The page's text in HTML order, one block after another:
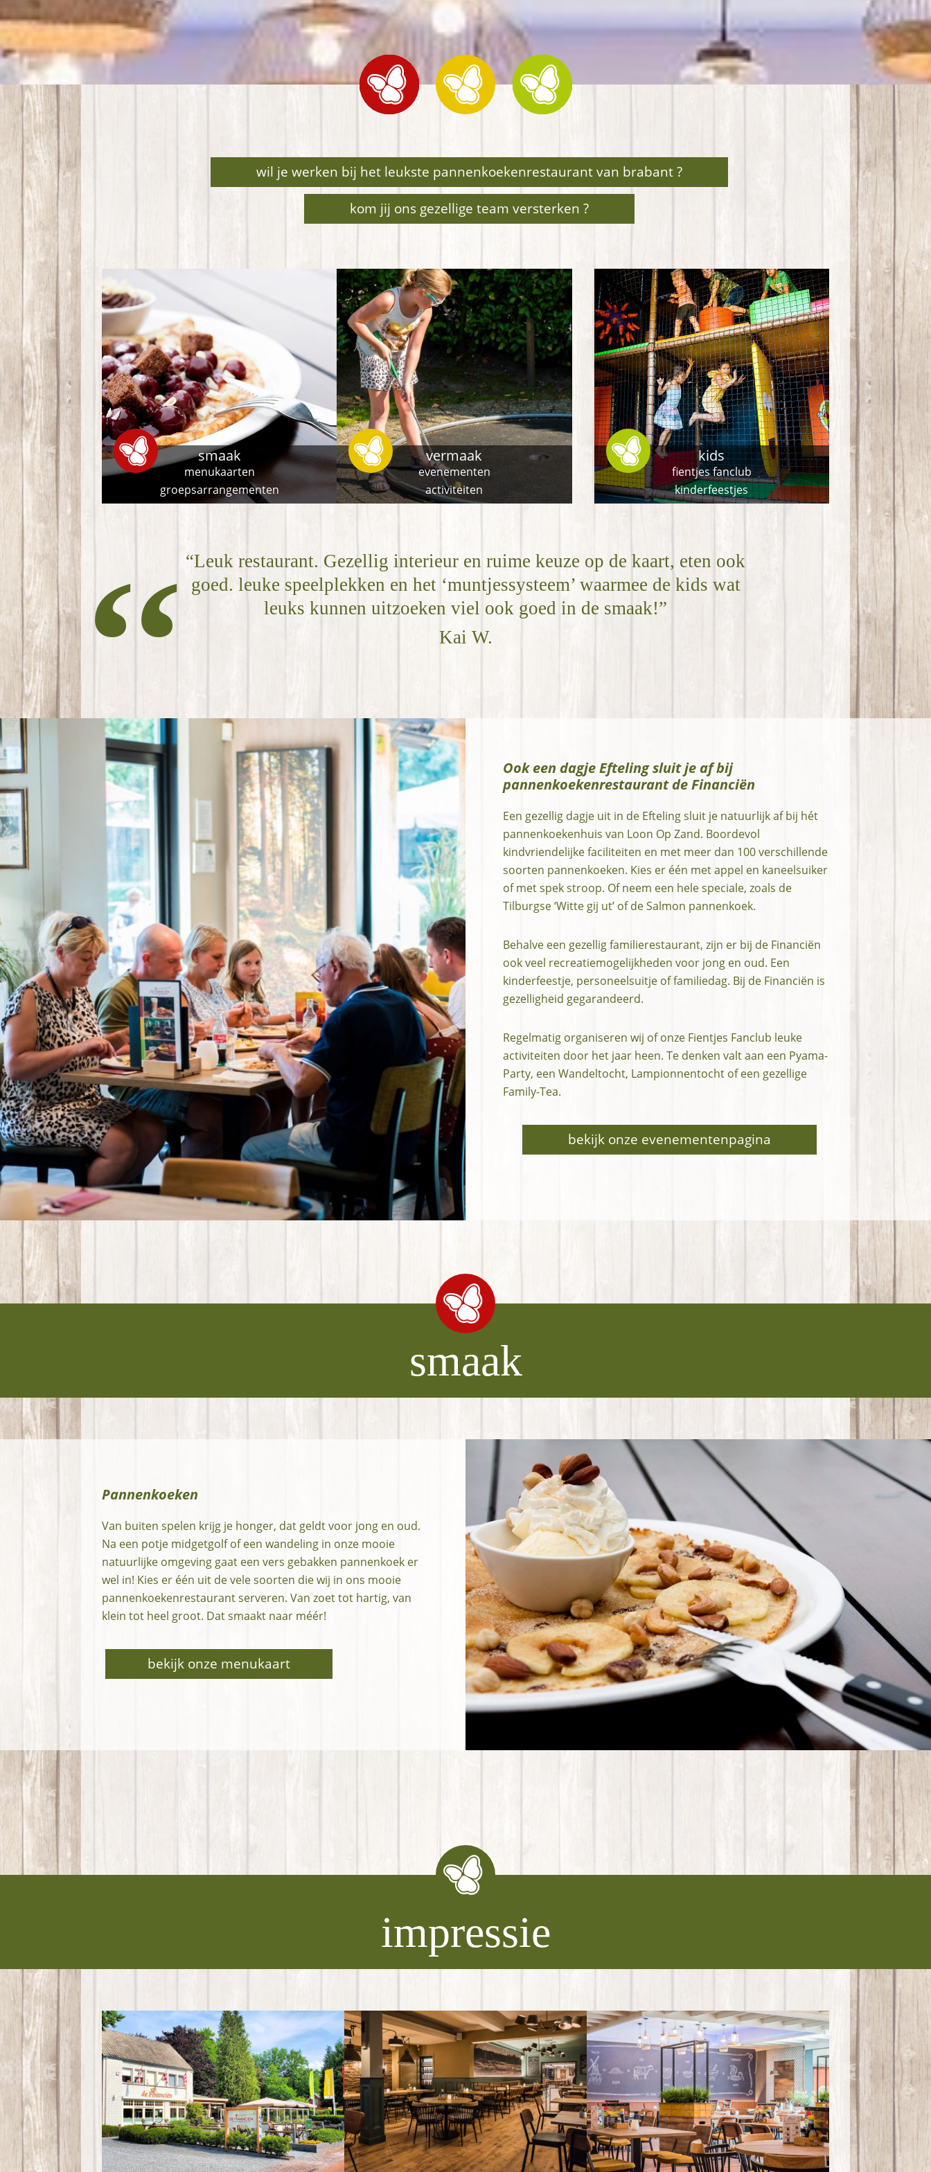
wil je werken bij het leukste pannenkoekenrestaurant van brabant ?
kom jij ons gezellige team versterken ?
smaak
menukaarten
groepsarrangementen
vermaak
evenementen
activiteiten
kids
fientjes fanclub
kinderfeestjes
“Leuk restaurant. Gezellig interieur en ruime keuze op de kaart, eten ook
goed. leuke speelplekken en het ‘muntjessysteem’ waarmee de kids wat
leuks kunnen uitzoeken viel ook goed in de smaak!”
Kai W.
Ook een dagje Efteling sluit je af bij
pannenkoekenrestaurant de Financiën
Een gezellig dagje uit in de Efteling sluit je natuurlijk af bij hét
pannenkoekenhuis van Loon Op Zand. Boordevol
kindvriendelijke faciliteiten en met meer dan 100 verschillende
soorten pannenkoeken. Kies er één met appel en kaneelsuiker
of met spek stroop. Of neem een hele speciale, zoals de
Tilburgse ‘Witte gij ut’ of de Salmon pannenkoek.
Behalve een gezellig familierestaurant, zijn er bij de Financiën
ook veel recreatiemogelijkheden voor jong en oud. Een
kinderfeestje, personeelsuitje of familiedag. Bij de Financiën is
gezelligheid gegarandeerd.
Regelmatig organiseren wij of onze Fientjes Fanclub leuke
activiteiten door het jaar heen. Te denken valt aan een Pyama-
Party, een Wandeltocht, Lampionnentocht of een gezellige
Family-Tea.
bekijk onze evenementenpagina
smaak
Pannenkoeken
Van buiten spelen krijg je honger, dat geldt voor jong en oud.
Na een potje midgetgolf of een wandeling in onze mooie
natuurlijke omgeving gaat een vers gebakken pannenkoek er
wel in! Kies er één uit de vele soorten die wij in ons mooie
pannenkoekenrestaurant serveren. Van zoet tot hartig, van
klein tot heel groot. Dat smaakt naar méér!
bekijk onze menukaart
impressie